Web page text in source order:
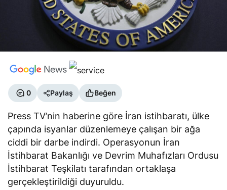
0 Paylaş Beğen
Press TV’nin haberine göre İran istihbaratı, ülke
çapında isyanlar düzenlemeye çalışan bir ağa
ciddi bir darbe indirdi. Operasyonun İran
İstihbarat Bakanlığı ve Devrim Muhafızları Ordusu
İstihbarat Teşkilatı tarafından ortaklaşa
gerçekleştirildiği duyuruldu.